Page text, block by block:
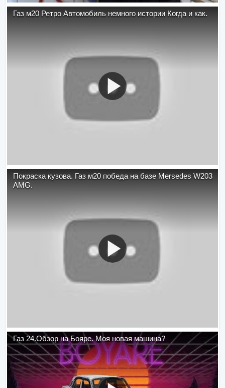
Газ м20 Ретро Автомобиль немного истории Когда и как.
Покраска кузова. Газ м20 победа на базе Mersedes W203
AMG.
Газ 24.Обзор на Бояре. Моя новая машина?